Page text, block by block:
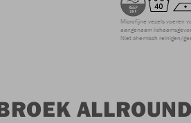
Microfijne vezels voeren
aangenaam
Niet chemisch reinigen/